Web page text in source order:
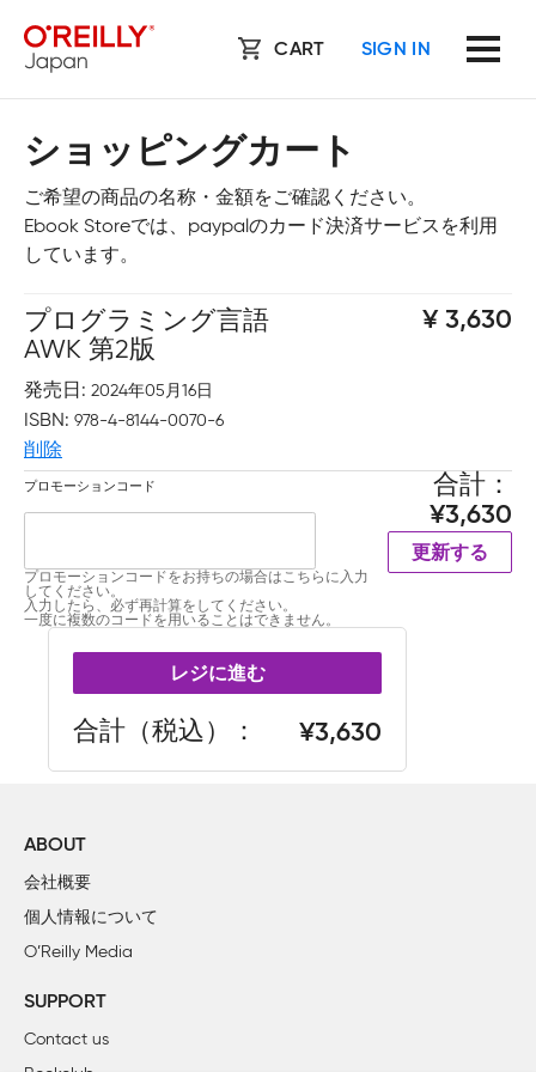
CART SIGN IN
ショッピングカート
ご希望の商品の名称・金額をご確認ください。
Ebook Storeでは、paypalのカード決済サービスを利用
しています。
プログラミング言語
AWK 第2版
発売日 2024年05月16日
ISBN 978-4-8144-0070-6
削除
3,630
プロモーションコード
プロモーションコードをお持ちの場合はこちらに入力
してください。
入力したら、必ず再計算をしてください。
一度に複数のコードを用いることはできません。
合計
3,630
更新する
レジに進む
合計（税込） 3,630
ABOUT
会社概要
個人情報について
O’Reilly Media
SUPPORT
Contact us